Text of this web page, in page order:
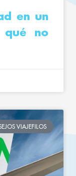
en un
no
VIAJEFILOS